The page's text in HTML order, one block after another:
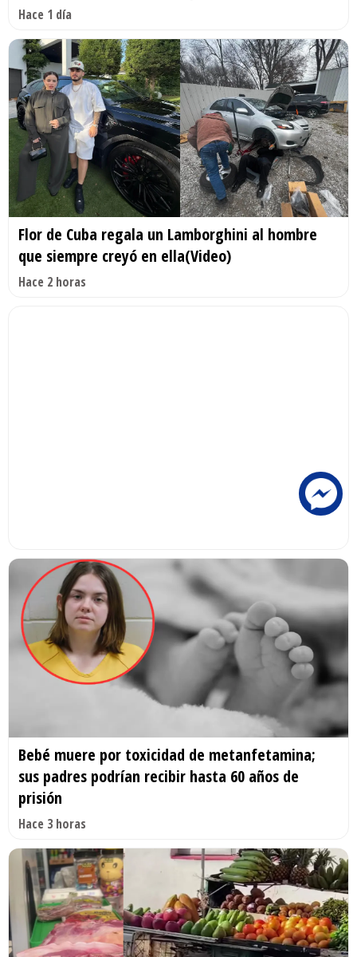
Hace 1 día
Flor de Cuba regala un Lamborghini al hombre
que siempre creyó en ella(Video)
Hace 2 horas
Bebé muere por toxicidad de metanfetamina;
sus padres podrían recibir hasta 60 años de
prisión
Hace 3 horas